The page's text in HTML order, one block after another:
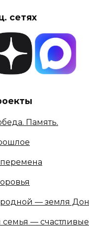
сетях
Память.
— земля
семья — счастливые